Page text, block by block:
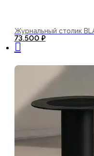
Журнальный столик
73.500 ₽